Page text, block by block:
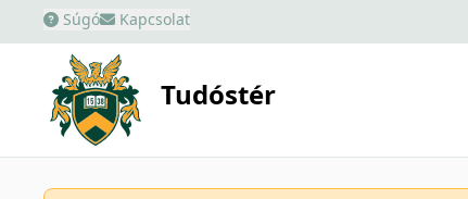
Súgó Kapcsolat
Tudóstér